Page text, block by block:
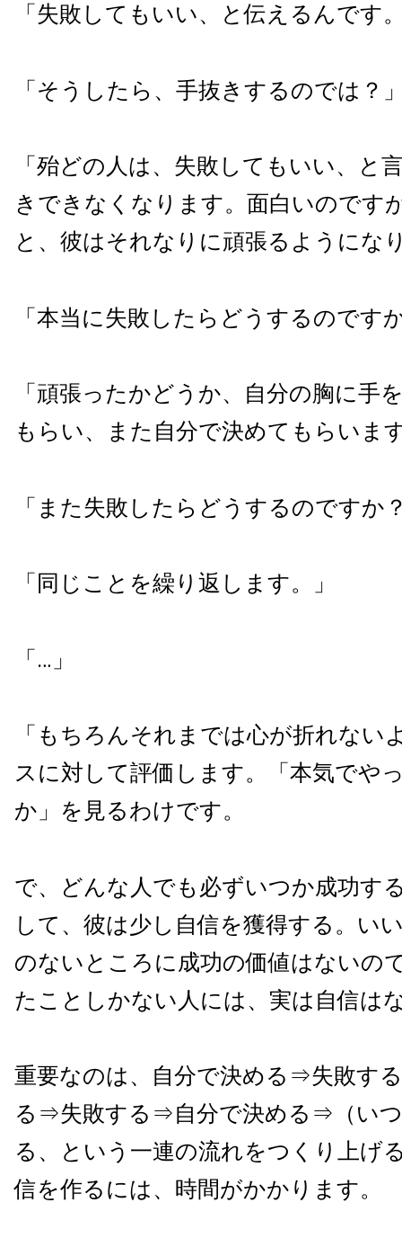
「失敗してもいい、と伝えるんです
「そうしたら、手抜きするのでは？
「殆どの人は、失敗してもいい、と
きできなくなります。面白いのです
と、彼はそれなりに頑張るようにな
「本当に失敗したらどうするのです
「頑張ったかどうか、自分の胸に手
もらい、また自分で決めてもらいま
「また失敗したらどうするのですか
「同じことを繰り返します。」
「…」
「もちろんそれまでは心が折れない
スに対して評価します。「本気でや
か」を見るわけです。
で、どんな人でも必ずいつか成功す
して、彼は少し自信を獲得する。い
のないところに成功の価値はないの
たことしかない人には、実は自信は
重要なのは、自分で決める⇒失敗す
る⇒失敗する⇒自分で決める⇒（い
る、という一連の流れをつくり上げ
信を作るには、時間がかかります。